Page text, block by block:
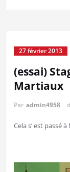
27 février 2013
(essai)
Martiaux
Par admin4958
Cela s’ est passé